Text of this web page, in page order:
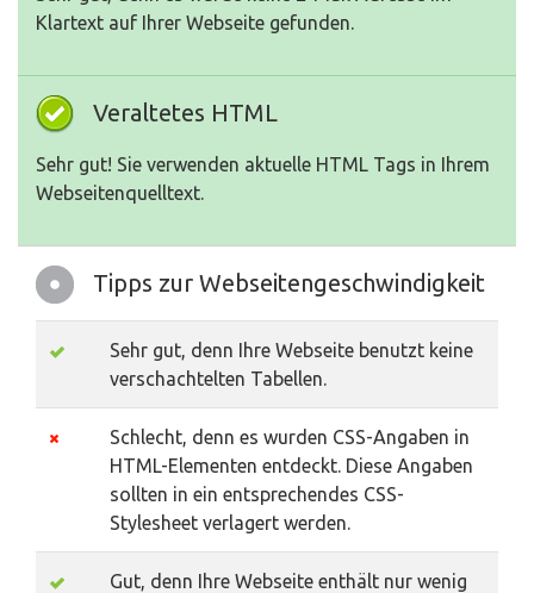
Klartext auf Ihrer Webseite gefunden.
Veraltetes HTML
Sehr gut! Sie verwenden aktuelle HTML Tags in Ihrem
Webseitenquelltext.
Tipps zur Webseitengeschwindigkeit
Sehr gut, denn Ihre Webseite benutzt keine
verschachtelten Tabellen.
Schlecht, denn es wurden CSS-Angaben in
HTML-Elementen entdeckt. Diese Angaben
sollten in ein entsprechendes CSS-
Stylesheet verlagert werden.
Gut, denn Ihre Webseite enthält nur wenig